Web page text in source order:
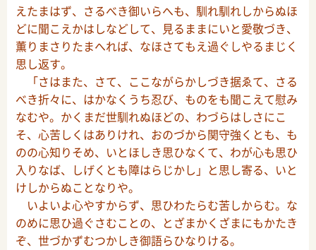
えたまはず、さるべき御いらへも、馴れ馴れしからぬほ
どに聞こえかはしなどして、見るままにいと愛敬づき、
薫りまさりたまへれば、なほさてもえ過ぐしやるまじく
思し返す。
「さはまた、さて、ここながらかしづき据ゑて、さる
べき折々に、はかなくうち忍び、ものをも聞こえて慰み
なむや。かくまだ世馴れぬほどの、わづらはしさにこ
そ、心苦しくはありけれ、おのづから関守強くとも、も
のの心知りそめ、いとほしき思ひなくて、わが心も思ひ
入りなば、しげくとも障はらじかし」と思し寄る、いと
けしからぬことなりや。
いよいよ心やすからず、思ひわたらむ苦しからむ。な
のめに思ひ過ぐさむことの、とざまかくざまにもかたき
ぞ、世づかずむつかしき御語らひなりける。